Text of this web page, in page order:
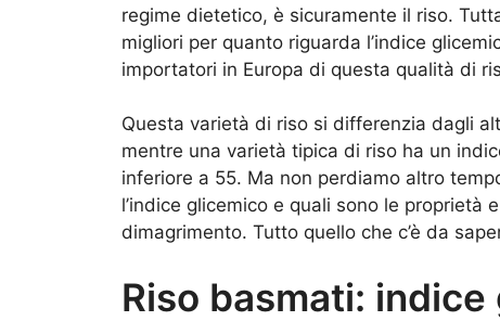
regime dietetico, è sicuramente il riso.
migliori per quanto riguarda l’indice
importatori in Europa di questa qualità di
Questa varietà di riso si differenzia dagli
mentre una varietà tipica di riso ha un
inferiore a 55. Ma non perdiamo altro
l’indice glicemico e quali sono le
dimagrimento. Tutto quello che c’è da
Riso basmati: